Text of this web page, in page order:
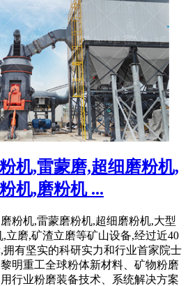
机,雷蒙磨,超细磨粉机,
机,磨粉机 ...
粉机,雷蒙磨粉机,超细磨粉机,大型
立磨,矿渣立磨等矿山设备,经过近40
有坚实的科研实力和行业首家院士
明重工全球粉体新材料、矿物粉磨
行业粉磨装备技术、系统解决方案